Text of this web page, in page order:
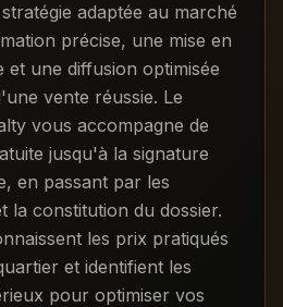
adaptée au marché
précise, une mise en
et une diffusion optimisée
vente réussie. Le
vous accompagne de
jusqu'à la signature
en passant par les
la constitution du dossier.
les prix pratiqués
et identifient les
pour optimiser vos